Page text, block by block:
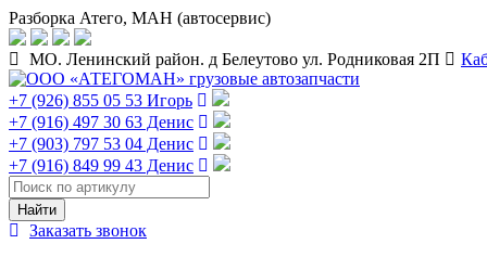
Разборка Атего, МАН (автосервис)
МО. Ленинский район. д Белеутово ул. Родниковая 2П
+7 (926) 855 05 53 Игорь
+7 (916) 497 30 63 Денис
+7 (903) 797 53 04 Денис
+7 (916) 849 99 43 Денис
Заказать звонок